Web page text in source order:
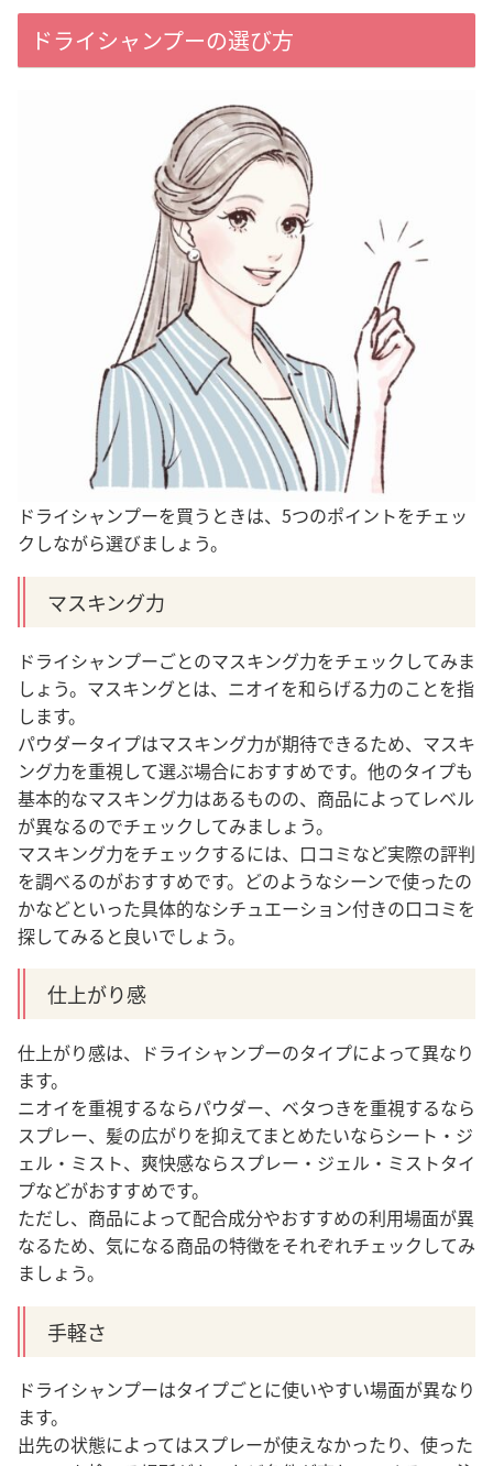
ドライシャンプーの選び方
ドライシャンプーを買うときは、5つのポイントをチェッ
クしながら選びましょう。
マスキング力
ドライシャンプーごとのマスキング力をチェックしてみま
しょう。 マスキングとは、ニオイを和らげる力のことを指
します。
パウダータイプはマスキング力が期待できるため、マスキ
ング力を重視して選ぶ場合におすすめです。他のタイプも
基本的なマスキング力はあるものの、商品によってレベル
が異なるのでチェックしてみましょう。
マスキング力をチェックするには、口コミなど実際の評判
を調べるのがおすすめです。どのようなシーンで使ったの
かなどといった具体的なシチュエーション付きの口コミを
探してみると良いでしょう。
仕上がり感
仕上がり感は、ドライシャンプーのタイプによって異なり
ます。
ニオイを重視するならパウダー、ベタつきを重視するなら
スプレー、髪の広がりを抑えてまとめたいならシート・ジ
ェル・ミスト、爽快感ならスプレー・ジェル・ミストタイ
プなどがおすすめです。
ただし、商品によって配合成分やおすすめの利用場面が異
なるため、気になる商品の特徴をそれぞれチェックしてみ
ましょう。
手軽さ
ドライシャンプーはタイプごとに使いやすい場面が異なり
ます。
出先の状態によってはスプレーが使えなかったり、使った